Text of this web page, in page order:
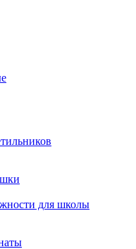
для школы